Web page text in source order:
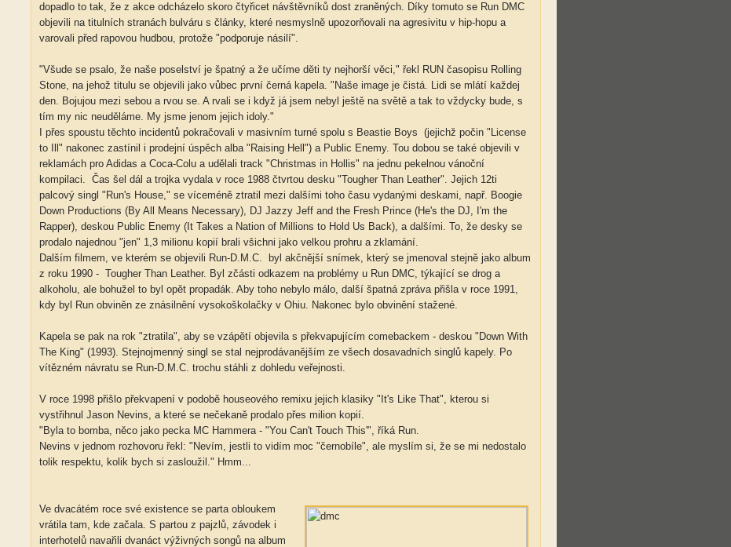
dopadlo to tak, že z akce odcházelo skoro čtyřicet návštěvníků dost zraněných. Díky tomuto se Run DMC
objevili na titulních stranách bulváru s články, které nesmyslně upozorňovali na agresivitu v hip-hopu a
varovali před rapovou hudbou, protože "podporuje násilí".
"Všude se psalo, že naše poselství je špatný a že učíme děti ty nejhorší věci," řekl RUN časopisu Rolling
Stone, na jehož titulu se objevili jako vůbec první černá kapela. "Naše image je čistá. Lidi se mlátí každej
den. Bojujou mezi sebou a rvou se. A rvali se i když já jsem nebyl ještě na světě a tak to vždycky bude, s
tím my nic neuděláme. My jsme jenom jejich idoly."
I přes spoustu těchto incidentů pokračovali v masivním turné spolu s Beastie Boys (jejichž počin "License
to Ill" nakonec zastínil i prodejní úspěch alba "Raising Hell") a Public Enemy. Tou dobou se také objevili v
reklamách pro Adidas a Coca-Colu a udělali track "Christmas in Hollis" na jednu pekelnou vánoční
kompilaci. Čas šel dál a trojka vydala v roce 1988 čtvrtou desku "Tougher Than Leather". Jejich 12ti
palcový singl "Run's House," se víceméně ztratil mezi dalšími toho času vydanými deskami, např. Boogie
Down Productions (By All Means Necessary), DJ Jazzy Jeff and the Fresh Prince (He's the DJ, I'm the
Rapper), deskou Public Enemy (It Takes a Nation of Millions to Hold Us Back), a dalšími. To, že desky se
prodalo najednou "jen" 1,3 milionu kopií brali všichni jako velkou prohru a zklamání.
Dalším filmem, ve kterém se objevili Run-D.M.C. byl akčnější snímek, který se jmenoval stejně jako album
z roku 1990 - Tougher Than Leather. Byl zčásti odkazem na problémy u Run DMC, týkající se drog a
alkoholu, ale bohužel to byl opět propadák. Aby toho nebylo málo, další špatná zpráva přišla v roce 1991,
kdy byl Run obviněn ze znásilnění vysokoškolačky v Ohiu. Nakonec bylo obvinění stažené.
Kapela se pak na rok "ztratila", aby se vzápětí objevila s překvapujícím comebackem - deskou "Down With
The King" (1993). Stejnojmenný singl se stal nejprodávanějším ze všech dosavadních singlů kapely. Po
vítězném návratu se Run-D.M.C. trochu stáhli z dohledu veřejnosti.
V roce 1998 přišlo překvapení v podobě houseového remixu jejich klasiky "It's Like That", kterou si
vystřihnul Jason Nevins, a které se nečekaně prodalo přes milion kopií.
"Byla to bomba, něco jako pecka MC Hammera - "You Can't Touch This'", říká Run.
Nevins v jednom rozhovoru řekl: "Nevím, jestli to vidím moc "černobíle", ale myslím si, že se mi nedostalo
tolik respektu, kolik bych si zasloužil." Hmm...
Ve dvacátém roce své existence se parta obloukem
vrátila tam, kde začala. S partou z pajzlů, závodek i
interhotelů navařili dvanáct výživných songů na album